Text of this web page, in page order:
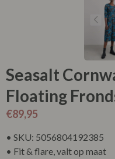
Seasalt
Floating
€89,95
• SKU: 5056804192385
• Fit & flare, valt op maat